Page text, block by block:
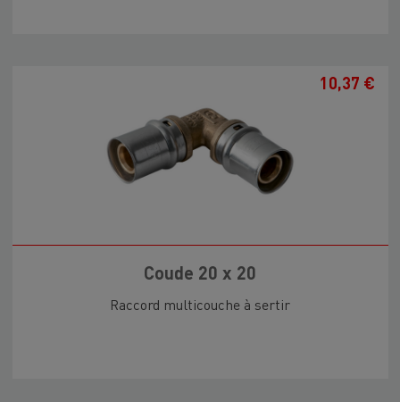
10,37 €
Coude 20 x 20
Raccord multicouche à sertir